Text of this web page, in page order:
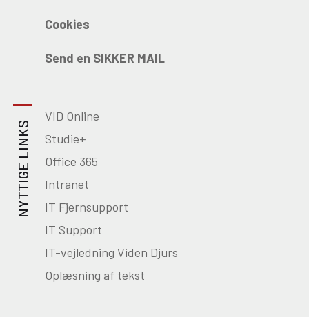
Cookies
Send en SIKKER MAIL
NYTTIGE LINKS
VID Online
Studie+
Office 365
Intranet
IT Fjernsupport
IT Support
IT-vejledning Viden Djurs
Oplæsning af tekst